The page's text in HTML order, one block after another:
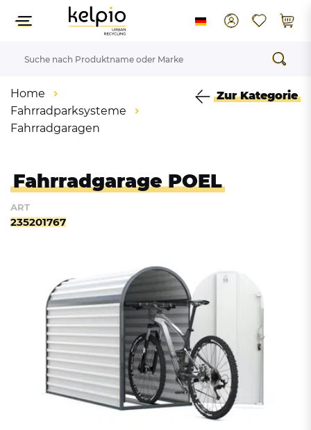
Home
Fahrradparksysteme
Fahrradgaragen
Zur Kategorie
Fahrradgarage POEL
ART
235201767